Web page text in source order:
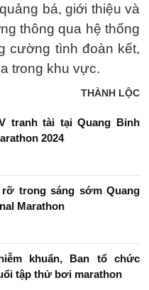
bá, giới thiệu và
thông qua hệ thống
cường tình đoàn kết,
trong khu vực.
THÀNH LỘC
tranh tài tại Quang Binh
2024
trong sáng sớm Quang
Marathon
khuẩn, Ban tổ chức
tập thử bơi marathon